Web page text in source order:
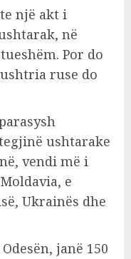
një akt i
në
Por do
ruse do
ushtarake
vendi më i
e
Ukrainës dhe
janë 150